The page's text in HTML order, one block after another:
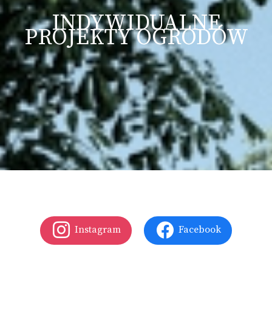
INDYWIDUALNE
PROJEKTY OGRODÓW
Instagram Facebook